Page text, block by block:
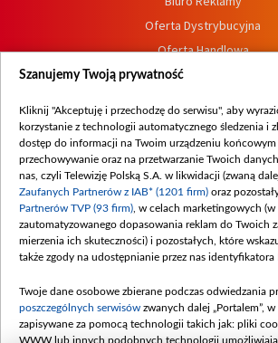
Oferta Dystrybucyjna
Oferta Handlowa
Dostępność
Procedura zgłoszeń
Szanujemy Twoją prywatność
Kliknij "Akceptuję i przechodzę do serwisu", aby
korzystanie z technologii automatycznego śledzenia i
dostęp do informacji na Twoim urządzeniu końcowym
przechowywanie oraz na przetwarzanie Twoich
nas, czyli Telewizję Polską S.A. w likwidacji (zwaną dalej
Zaufanych Partnerów z IAB* (1201 firm) oraz
Partnerów TVP (93 firm) , w celach marketingowych
zautomatyzowanego dopasowania reklam do Twoich
mierzenia ich skuteczności) i pozostałych, które
także zgody na udostępnianie przez nas identyfikatora
Twoje dane osobowe zbierane podczas odwiedzania
poszczególnych serwisów zwanych dalej „Portalem”,
zapisywane za pomocą technologii takich jak: pliki
WWW lub innych podobnych technologii